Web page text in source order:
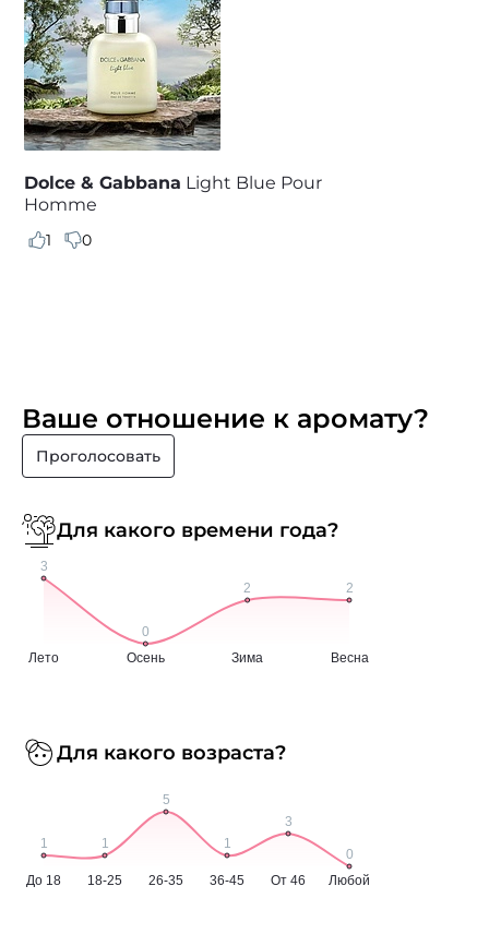
Dolce & Gabbana Light Blue Pour
Homme
1 0
Ваше отношение к аромату?
Проголосовать
Для какого времени года?
Для какого возраста?